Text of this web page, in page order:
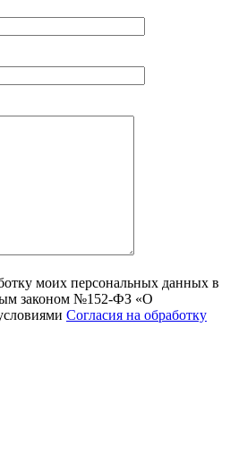
моих персональных данных в
законом №152-ФЗ «О
Согласия на обработку